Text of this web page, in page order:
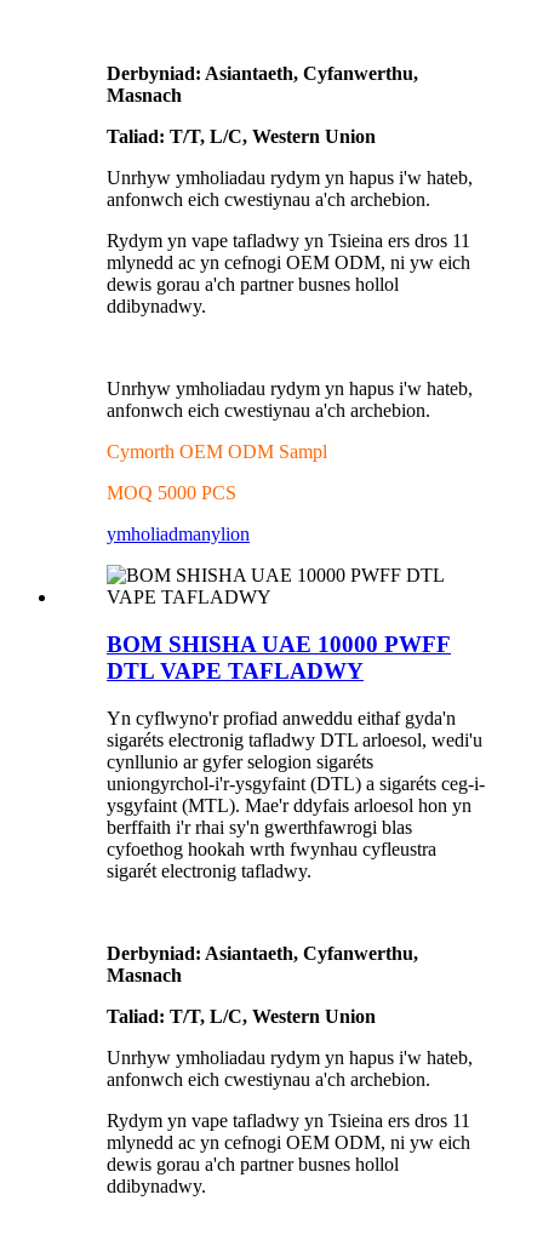
Derbyniad: Asiantaeth, Cyfanwerthu,
Masnach
Taliad: T/T, L/C, Western Union
Unrhyw ymholiadau rydym yn hapus i'w hateb,
anfonwch eich cwestiynau a'ch archebion.
Rydym yn vape tafladwy yn Tsieina ers dros 11
mlynedd ac yn cefnogi OEM ODM, ni yw eich
dewis gorau a'ch partner busnes hollol
ddibynadwy.
Unrhyw ymholiadau rydym yn hapus i'w hateb,
anfonwch eich cwestiynau a'ch archebion.
Cymorth OEM ODM Sampl
MOQ 5000 PCS
ymholiadmanylion
BOM SHISHA UAE 10000 PWFF
DTL VAPE TAFLADWY
Yn cyflwyno'r profiad anweddu eithaf gyda'n
sigaréts electronig tafladwy DTL arloesol, wedi'u
cynllunio ar gyfer selogion sigaréts
uniongyrchol-i'r-ysgyfaint (DTL) a sigaréts ceg-i-
ysgyfaint (MTL). Mae'r ddyfais arloesol hon yn
berffaith i'r rhai sy'n gwerthfawrogi blas
cyfoethog hookah wrth fwynhau cyfleustra
sigarét electronig tafladwy.
Derbyniad: Asiantaeth, Cyfanwerthu,
Masnach
Taliad: T/T, L/C, Western Union
Unrhyw ymholiadau rydym yn hapus i'w hateb,
anfonwch eich cwestiynau a'ch archebion.
Rydym yn vape tafladwy yn Tsieina ers dros 11
mlynedd ac yn cefnogi OEM ODM, ni yw eich
dewis gorau a'ch partner busnes hollol
ddibynadwy.